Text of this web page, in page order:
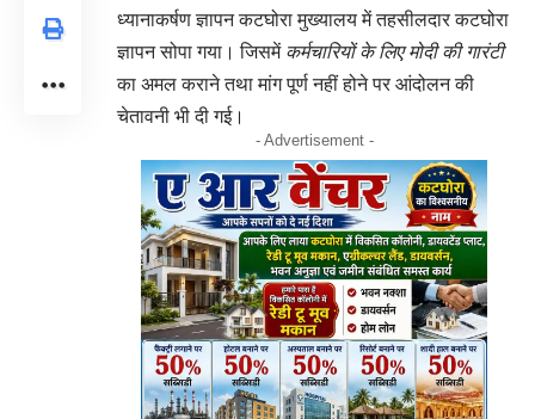
ध्यानाकर्षण ज्ञापन कटघोरा मुख्यालय में तहसीलदार कटघोरा
ज्ञापन सोपा गया। जिसमें कर्मचारियों के लिए मोदी की गारंटी
का अमल कराने तथा मांग पूर्ण नहीं होने पर आंदोलन की
चेतावनी भी दी गई।
- Advertisement -